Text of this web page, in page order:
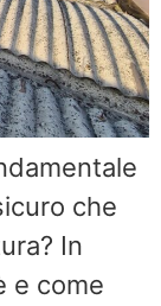
che
In
e come